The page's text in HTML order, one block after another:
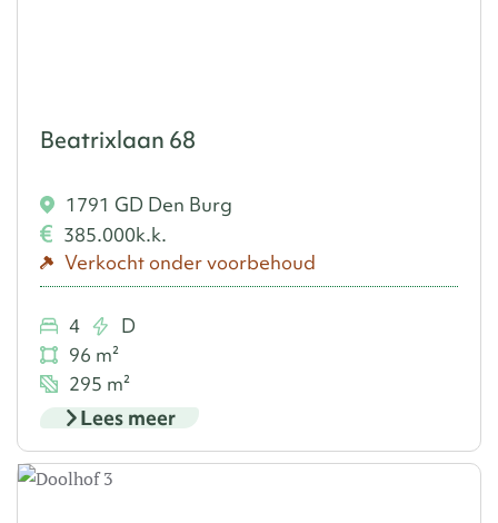
Beatrixlaan 68
1791 GD Den Burg
385.000k.k.
Verkocht onder voorbehoud
4
D
96 m²
295 m²
Lees meer